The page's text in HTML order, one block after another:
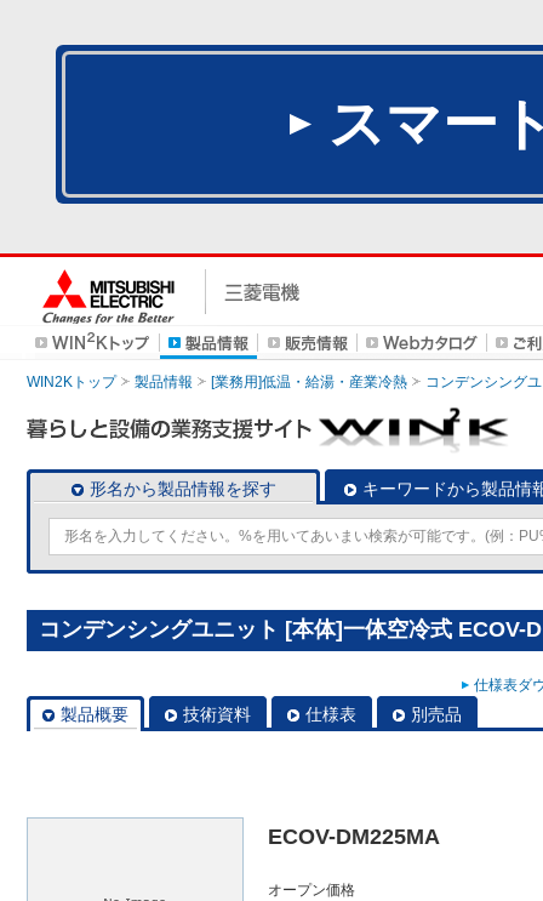
スマー
WIN2Kトップ 製品情報 [業務用]低温・給湯・産業冷熱 コンデンシング
形名から製品情報を探す キーワードから製品情
コンデンシングユニット [本体]一体空冷式 ECOV-
仕様表ダ
製品概要 技術資料 仕様表 別売品
ECOV-DM225MA
オープン価格